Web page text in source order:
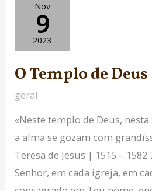
Nov
9
2023
O Templo de Deus
geral
«Neste templo de Deus, nesta
a alma se gozam com
Teresa de Jesus | 1515 – 1582
Senhor, em cada igreja, em
Templo